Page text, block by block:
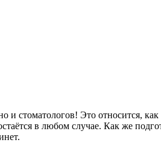
и стоматологов! Это относится,
в любом случае. Как же